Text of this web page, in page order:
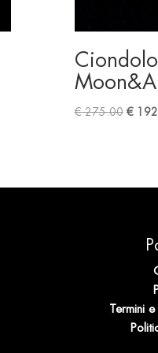
€275.00 €
Termini